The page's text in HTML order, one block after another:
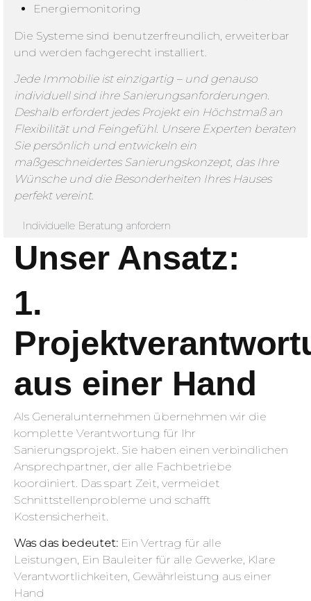
Energiemonitoring
Die Systeme sind benutzerfreundlich, erweiterbar
und werden fachgerecht installiert.
Jede Immobilie ist einzigartig – und genauso
individuell sind ihre Sanierungsanforderungen.
Deshalb erfordert jedes Projekt ein Höchstmaß an
Flexibilität und Feingefühl. Unsere Experten beraten
Sie persönlich und entwickeln ein
maßgeschneidertes Sanierungskonzept, das Ihre
Wünsche und die Besonderheiten Ihres Hauses
perfekt vereint.
Individuelle Beratung anfordern
Unser Ansatz:
1.
aus einer Hand
Als Generalunternehmen übernehmen wir die
komplette Verantwortung für Ihr
Sanierungsprojekt. Sie haben einen verbindlichen
Ansprechpartner, der alle Fachbetriebe
koordiniert. Das spart Zeit, vermeidet
Schnittstellenprobleme und schafft
Kostensicherheit.
Was das bedeutet: Ein Vertrag für alle
Leistungen, Ein Bauleiter für alle Gewerke, Klare
Verantwortlichkeiten, Gewährleistung aus einer
Hand